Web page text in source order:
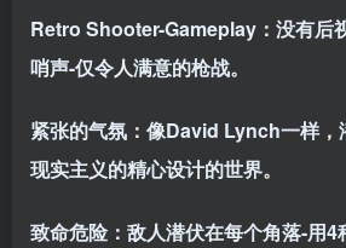
Retro Shooter-Gameplay：没有后
哨声-仅令人满意的枪战。
紧张的气氛：像David Lynch一样，
现实主义的精心设计的世界。
致命危险：敌人潜伏在每个角落-用4